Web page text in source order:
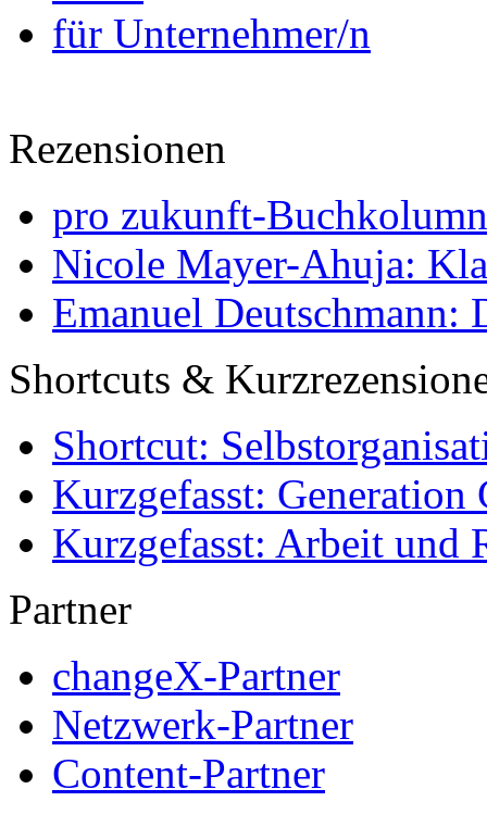
für Unternehmer/n
Rezensionen
pro zukunft-
Nicole Mayer-Ahuja:
Emanuel Deutschmann:
Shortcuts &
Shortcut:
Kurzgefasst: Generation
Kurzgefasst: Arbeit und
Partner
changeX-Partner
Netzwerk-Partner
Content-Partner